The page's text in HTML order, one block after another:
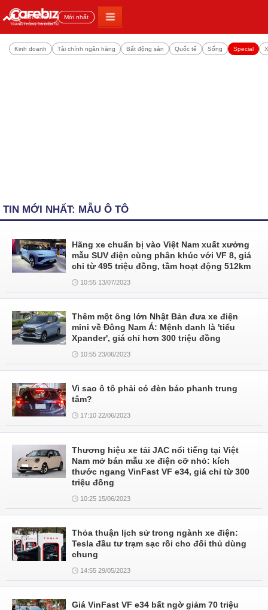
Đọc nhiều Mới nhất
Kinh doanh Tài chính ngân hàng Bất động sản Quốc tế Sống Special
TIN MỚI NHẤT: MẪU Ô TÔ
Hãng xe chuẩn bị vào Việt Nam xuất xưởng
mẫu SUV điện cùng phân khúc với VF 8, giá
chỉ từ 495 triệu đồng, tầm hoạt động 512km
10:55 13/07/2023
Thêm một ông lớn Nhật Bản đưa xe điện
mini về Đông Nam Á: Mệnh danh là 'tiểu
Xpander', giá chỉ hơn 300 triệu đồng
10:55 23/06/2023
Vì sao ô tô phải có đèn báo phanh trung
tâm?
17:10 22/06/2023
Thương hiệu xe tải JAC nổi tiếng tại Việt
Nam mở bán mẫu xe điện cỡ nhỏ: kích
thước ngang VinFast VF e34, giá chỉ từ 300
triệu đồng
10:25 15/06/2023
Thỏa thuận lịch sử trong ngành xe điện:
Tesla đầu tư trạm sạc rồi cho đối thủ dùng
chung
14:55 29/05/2023
Giá VinFast VF e34 bất ngờ giảm 70 triệu